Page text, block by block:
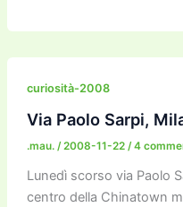
c
e
b
o
o
k
itt
er
ai
l
l
curiosità-2008
Via Paolo Sarpi,
.mau. /2008-11-22 /4
Lunedì scorso via Paolo
centro della Chinatown